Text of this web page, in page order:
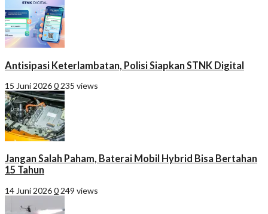
Antisipasi Keterlambatan, Polisi Siapkan STNK Digital
15 Juni 20260 235 views
Jangan Salah Paham, Baterai Mobil Hybrid Bisa Bertahan
15 Tahun
14 Juni 20260 249 views